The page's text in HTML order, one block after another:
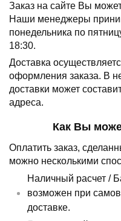
Заказ на сайте Вы
Наши менеджеры
понедельника по
18:30.
Доставка
оформления заказа. В
доставки может
адреса.
Как Вы
Оплатить заказ,
можно несколькими
Наличный расчет /
возможен при
доставке.